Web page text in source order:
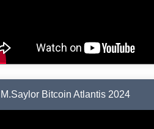
M.Saylor Bitcoin Atlantis 2024